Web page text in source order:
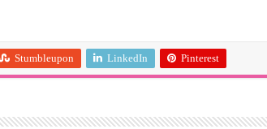
Stumbleupon LinkedIn Pinterest